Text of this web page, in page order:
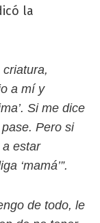
la
criatura,
a mí y
Si me dice
Pero si
estar
‘mamá’”.
de todo, le